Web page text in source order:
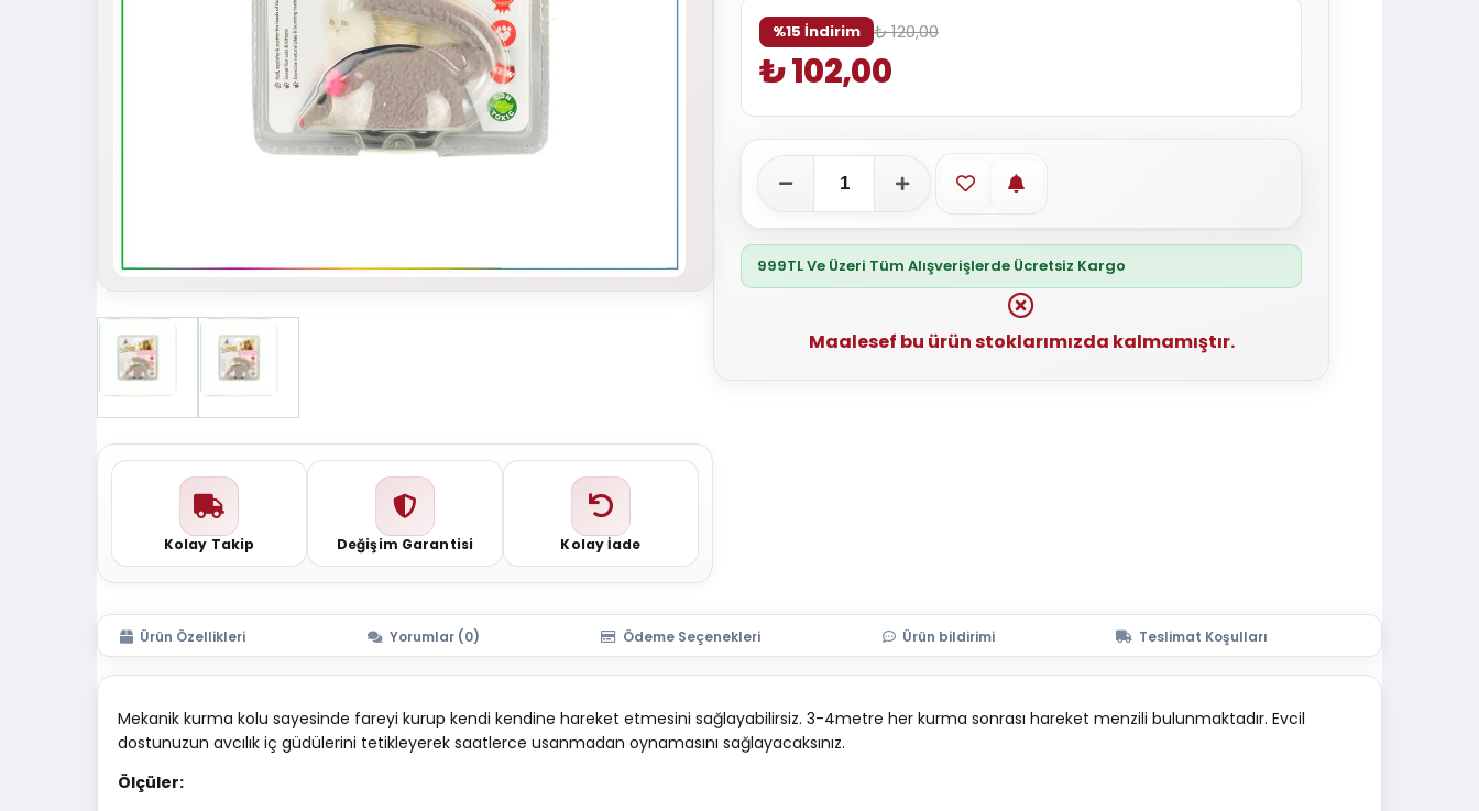
Kolay Takip Değişim Garantisi Kolay İade
%15 İndirim ₺ 120,00
₺ 102,00
Favorilere ekle
Stoğa gelince haber ver
999TL Ve Üzeri Tüm Alışverişlerde Ücretsiz Kargo
Maalesef bu ürün stoklarımızda kalmamıştır.
Ürün Özellikleri Yorumlar (0) Ödeme Seçenekleri Ürün bildirimi Teslimat Koşulları
Mekanik kurma kolu sayesinde fareyi kurup kendi kendine hareket etmesini sağlayabilirsiz. 3-4metre her kurma sonrası hareket menzili bulunmaktadır. Evcil
dostunuzun avcılık iç güdülerini tetikleyerek saatlerce usanmadan oynamasını sağlayacaksınız.
Ölçüler: